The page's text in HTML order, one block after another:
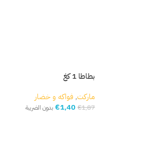
بطاطا 1 كغ
ماركت, فواكه و خضار
€1,87
€1,40 بدون الضريبة